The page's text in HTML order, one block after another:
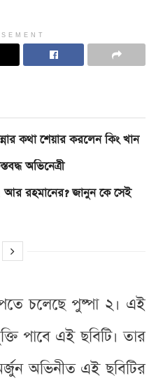
কথা শেয়ার করলেন কিং খান
অভিনেত্রী
আর রহমানের? জানুন কে সেই
চলেছে পুষ্পা ২। এই
পাবে এই ছবিটি। তার
অভিনীত এই ছবিটির